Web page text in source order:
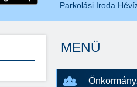
Parkolási Iroda
MENÜ